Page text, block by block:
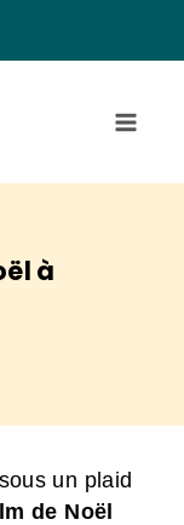
à
un plaid
de Noël